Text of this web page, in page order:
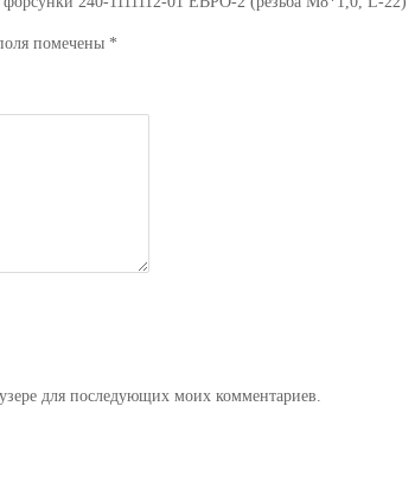
помечены *
для последующих моих комментариев.